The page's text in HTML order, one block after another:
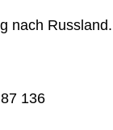
nach Russland.
136